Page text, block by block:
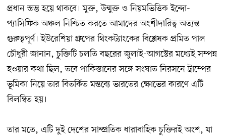
প্রধান স্তম্ভ হয়ে থাকবে। মুক্ত, উন্মুক্ত ও নিয়মভিত্তিক ইন্দো-
প্যাসিফিক অঞ্চল নিশ্চিত করতে আমাদের অংশীদারিত্ব অত্যন্ত
গুরুত্বপূর্ণ। ইউরেশিয়া গ্রুপের থিংকট্যাংকের বিশ্লেষক প্রমিত পাল
চৌধুরী জানান, চুক্তিটি চলতি বছরের জুলাই-আগস্টের মধ্যেই সম্পন্ন
হওয়ার কথা ছিল, তবে পাকিস্তানের সঙ্গে সংঘাত নিরসনে ট্রাম্পের
ভূমিকা নিয়ে তার বিতর্কিত মন্তব্যে ভারতের ক্ষোভের কারণে এটি
বিলম্বিত হয়।
তার মতে, এটি দুই দেশের সাম্প্রতিক ধারাবাহিক চুক্তিরই অংশ, যা